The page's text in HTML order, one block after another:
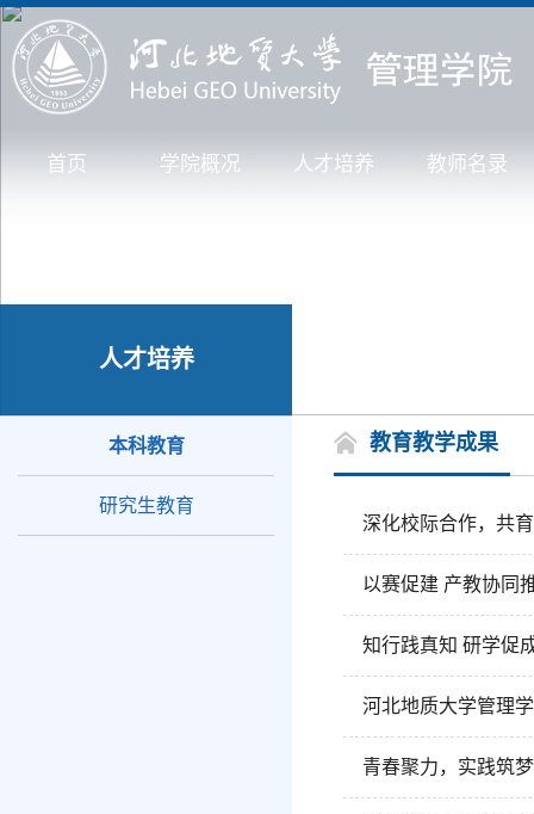
首页 学院概况 人才培养 教师名录
人才培养
本科教育
研究生教育
教育教学成果
深化校际合作，共
以赛促建 产教协同
知行践真知 研学促
河北地质大学管理
青春聚力，实践筑